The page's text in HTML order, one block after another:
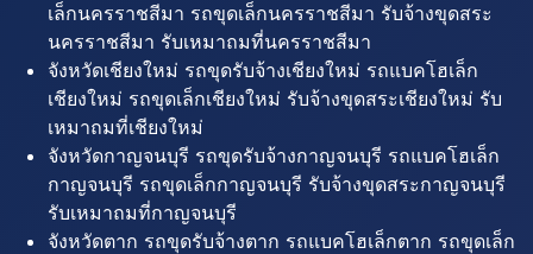
เล็กนครราชสีมา รถขุดเล็กนครราชสีมา รับจ้างขุดสระ
นครราชสีมา รับเหมาถมที่นครราชสีมา
จังหวัดเชียงใหม่ รถขุดรับจ้างเชียงใหม่ รถแบคโฮเล็ก
เชียงใหม่ รถขุดเล็กเชียงใหม่ รับจ้างขุดสระเชียงใหม่ รับ
เหมาถมที่เชียงใหม่
จังหวัดกาญจนบุรี รถขุดรับจ้างกาญจนบุรี รถแบคโฮเล็ก
กาญจนบุรี รถขุดเล็กกาญจนบุรี รับจ้างขุดสระกาญจนบุรี
รับเหมาถมที่กาญจนบุรี
จังหวัดตาก รถขุดรับจ้างตาก รถแบคโฮเล็กตาก รถขุดเล็ก